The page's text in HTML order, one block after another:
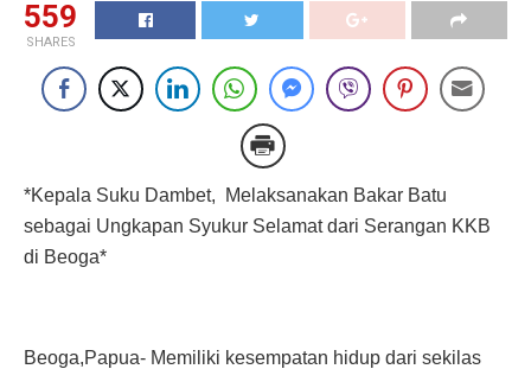
559
SHARES
*Kepala Suku Dambet, Melaksanakan Bakar Batu
sebagai Ungkapan Syukur Selamat dari Serangan KKB
di Beoga*
Beoga,Papua- Memiliki kesempatan hidup dari sekilas